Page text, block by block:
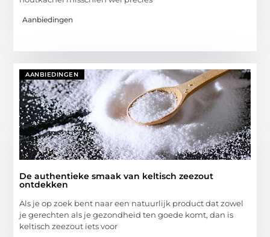
Aanbiedingen
AANBIEDINGEN
De authentieke smaak van keltisch zeezout
ontdekken
Als je op zoek bent naar een natuurlijk product dat zowel
je gerechten als je gezondheid ten goede komt, dan is
keltisch zeezout iets voor